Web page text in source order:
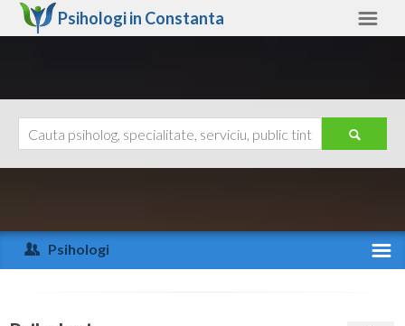
Psihologi in Constanta
Arad
Arges
Ajutor
Psihologi